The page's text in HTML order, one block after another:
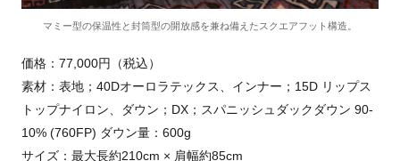
マミー型の保温性と封筒型の開放感を兼ね備えたスクエアフット構造。
価格：77,000円（税込）
素材：表地；40Dオーロラテックス、インナー；15D リップス
トップナイロン、ダウン；DX；スパニッシュダックダウン 90-
10% (760FP) ダウン量：600g
サイズ：最大長約210cm × 肩幅約85cm